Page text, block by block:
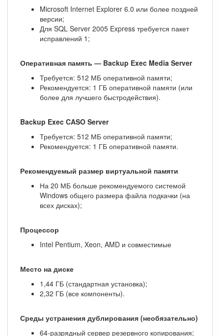
Microsoft Internet Explorer 6.0 или более поздней
версии;
Для SQL Server 2005 Express требуется пакет
исправлений 1;
Оперативная память — Backup Exec Media Server
Требуется: 512 МБ оперативной памяти;
Рекомендуется: 1 ГБ оперативной памяти (или
более для лучшего быстродействия).
Backup Exec CASO Server
Требуется: 512 МБ оперативной памяти;
Рекомендуется: 1 ГБ оперативной памяти.
Рекомендуемый размер виртуальной памяти
На 20 МБ больше рекомендуемого системой
Windows общего размера файла подкачки (на
всех дисках);
Процессор
Intel Pentium, Xeon, AMD и совместимые
Место на диске
1,44 ГБ (стандартная установка);
2,32 ГБ (все компоненты).
Среды устранения дублирования (необязательно)
64-разрядный сервер резервного копирования;